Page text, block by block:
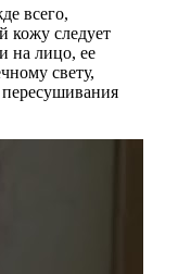
всего,
кожу следует
на лицо, ее
свету,